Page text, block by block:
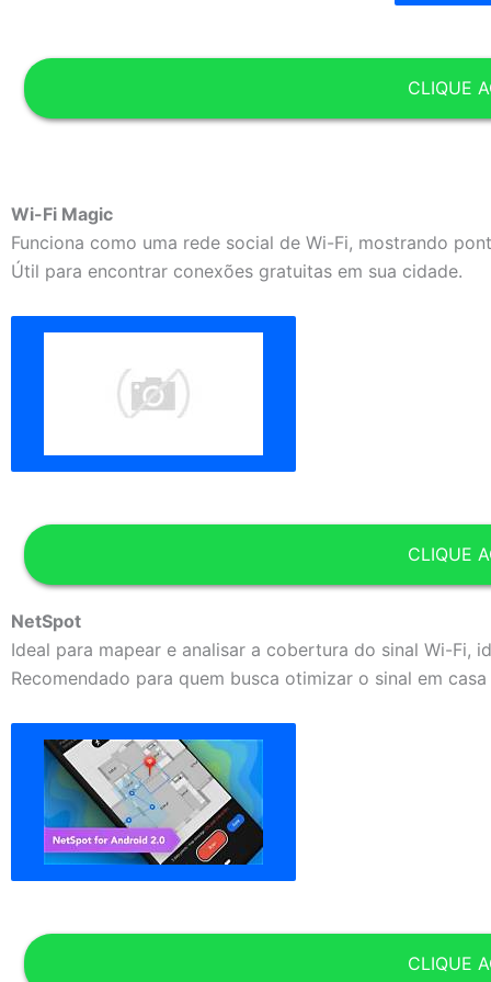
CLIQUE
Wi-Fi Magic
Funciona como uma rede social de Wi-Fi, mostrando
Útil para encontrar conexões gratuitas em sua cidade.
CLIQUE
NetSpot
Ideal para mapear e analisar a cobertura do sinal Wi-Fi,
Recomendado para quem busca otimizar o sinal em
CLIQUE